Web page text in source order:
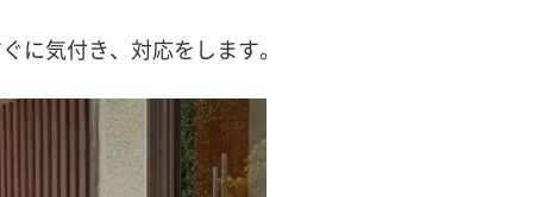
に気付き、対応をします。